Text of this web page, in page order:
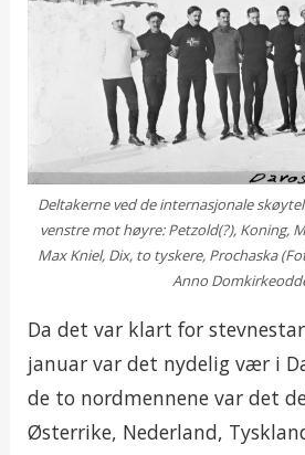
Deltakerne ved de internasjonale
venstre mot høyre: Petzold(?), Koning,
Max Kniel, Dix, to tyskere, Prochaska
Anno
Da det var klart for
januar var det nydelig vær i
de to nordmennene var det
Østerrike, Nederland,